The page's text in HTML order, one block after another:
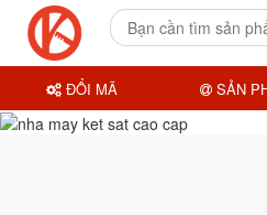
ĐỔI MÃ SẢN